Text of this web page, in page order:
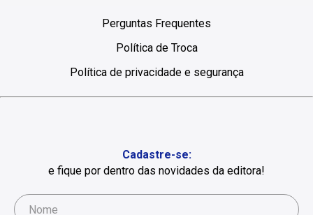
Perguntas Frequentes
Política de Troca
Política de privacidade e segurança
Cadastre-se:
e fique por dentro das novidades da editora!